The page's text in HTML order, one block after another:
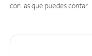
con las que puedes contar.